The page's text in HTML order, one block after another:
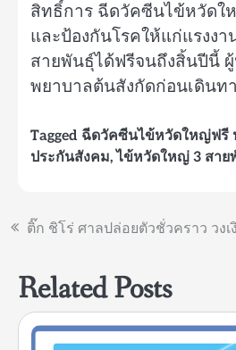
สิทธิ์การ ฉีดวัคซีนไข้หวัดใ
และป้องกันโรคให้แก่แรงง
สายพันธุ์ได้ฟรีจนถึงสิ้นปีนี้
พยาบาลต้นสังกัดก่อนเดินท
Tagged ฉีดวัคซีนไข้หวัดใหญ่ฟรี
ประกันสังคม,ไข้หวัดใหญ่ 3 สาย
แนะแนว
ติ๊ก ชิโร่ ศาลปล่อยตัวชั่วคราว วง
Related Posts